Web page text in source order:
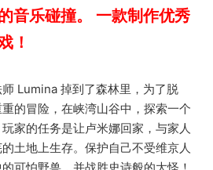
音乐碰撞。 一款制作优秀
！
Lumina 掉到了森林里，为了脱
的冒险，在峡湾山谷中，探索一个
家的任务是让卢米娜回家，与家人
土地上生存。保护自己不受维京人
可怕野兽，并战胜史诗般的大怪！